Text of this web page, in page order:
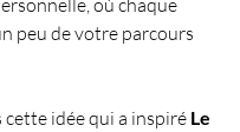
peu de votre parcours
idée qui a inspiré Le